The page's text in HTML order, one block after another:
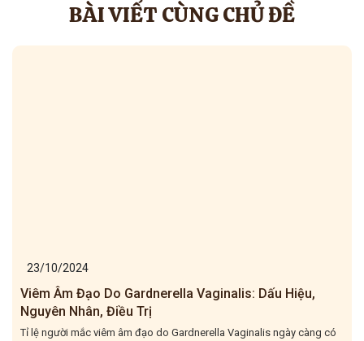
BÀI VIẾT CÙNG CHỦ ĐỀ
23/10/2024
Viêm Âm Đạo Do Gardnerella Vaginalis: Dấu Hiệu,
Nguyên Nhân, Điều Trị
Tỉ lệ người mắc viêm âm đạo do Gardnerella Vaginalis ngày càng có